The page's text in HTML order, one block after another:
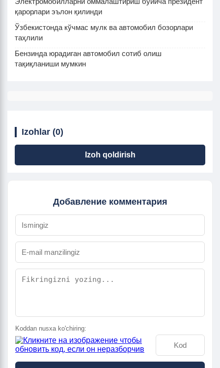
қарорлари эълон қилинди
Ўзбекистонда кўчмас мулк ва автомобил бозорлари
таҳлили
Бензинда юрадиган автомобил сотиб олиш
тақиқланиши мумкин
Izohlar (0)
Izoh qoldirish
Добавление комментария
Koddan nusxa ko'chiring: